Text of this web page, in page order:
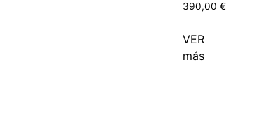
390,00 €
VER
más